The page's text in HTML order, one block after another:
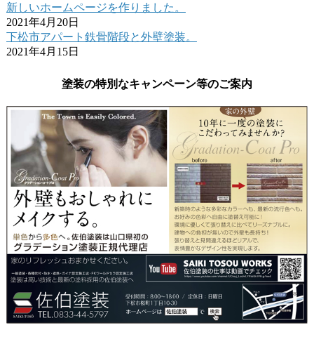
新しいホームページを作りました。
2021年4月20日
下松市アパート鉄骨階段と外壁塗装。
2021年4月15日
2021年4月9日
2021年4月6日
山口市アパート タイルクリヤー塗装。
塗装の特別なキャンペーン等のご案内